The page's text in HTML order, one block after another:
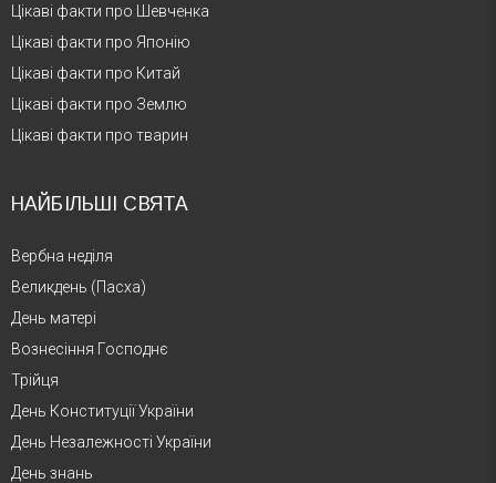
Цікаві факти про Шевченка
Цікаві факти про Японію
Цікаві факти про Китай
Цікаві факти про Землю
Цікаві факти про тварин
НАЙБІЛЬШІ СВЯТА
Вербна неділя
Великдень (Пасха)
День матері
Вознесіння Господнє
Трійця
День Конституції України
День Незалежності України
День знань